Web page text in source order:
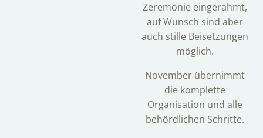
Zeremonie eingerahmt,
auf Wunsch sind aber
auch stille Beisetzungen
möglich.
November übernimmt
die komplette
Organisation und alle
behördlichen Schritte.